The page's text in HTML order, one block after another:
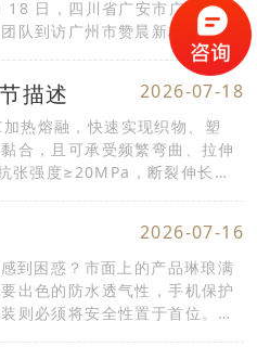
日，四川省广安市广安区驻
队到访广州市赞晨新材料科技
描述 2026-07-18
热熔融，快速实现织物、塑
合，且可承受频繁弯曲、拉伸
张强度≥20MPa，断裂伸长率
2026-07-16
到困惑？市面上的产品琳琅满
出色的防水透气性，手机保护
则必须将安全性置于首位。这